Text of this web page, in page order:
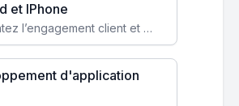
et IPhone
Augmentez l’engagement client et simplifiez vos processus avec une application mobile sur mesure, disponible sur iOS et Android.
d'application